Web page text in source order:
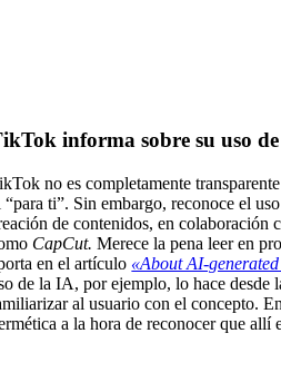
informa sobre su uso
no es completamente
“para ti”. Sin embargo, reconoce el
de contenidos, en colaboración
CapCut.Merece la pena leer en
en el artículo «About AI-
de la IA, por ejemplo, lo hace desde
al usuario con el concepto.
a la hora de reconocer que allí